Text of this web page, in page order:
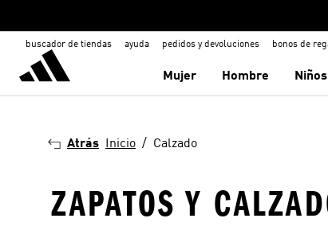
buscador de tiendas ayuda pedidos y devoluciones bonos de
Mujer Hombre Niños
Atrás Inicio Calzado
ZAPATOS Y